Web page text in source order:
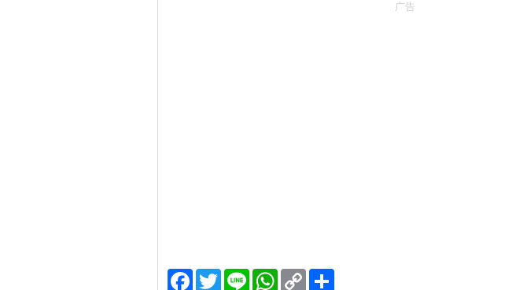
广告
Facebook
TwitterLine WhatsApp
Copy
Link
分